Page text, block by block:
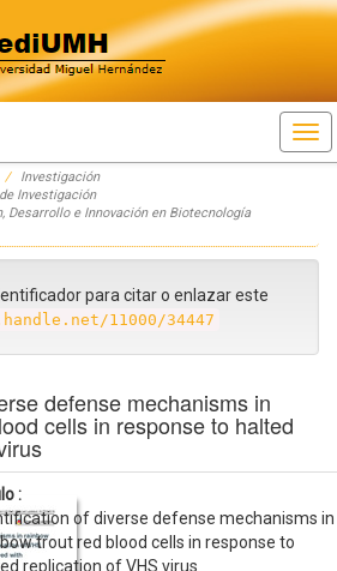
Investigación
Investigación
Desarrollo e Innovación en Biotecnología
para citar o enlazar este
11000/34447
defense mechanisms in
cells in response to halted
:
of diverse defense mechanisms in
trout red blood cells in response to
replication of VHS virus